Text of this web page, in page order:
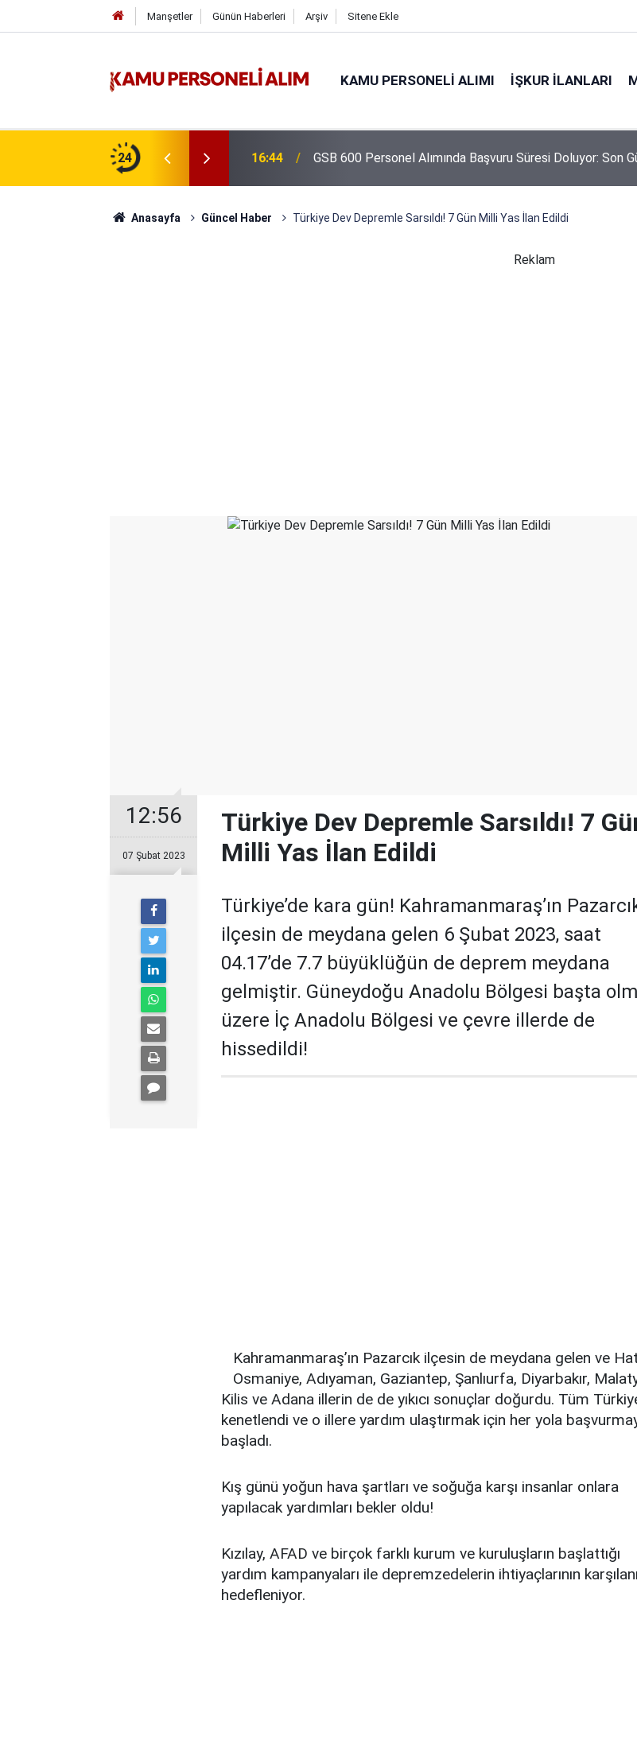
Manşetler Günün Haberleri Arşiv Sitene Ekle
KAMU PERSONELI ALIMI İŞKUR İLANLARI
24
Gündemde! Bakan Çiftçi Süreci
16:44 GSB 600 Personel Alımında Başvuru Süresi Doluyor: Son
Anasayfa Güncel Haber Türkiye Dev Depremle Sarsıldı! 7 Gün Milli Yas İlan Edildi
Reklam
12:56
07 Şubat 2023
Türkiye Dev Depremle Sarsıldı! 7
Milli Yas İlan Edildi
Türkiye’de kara gün! Kahramanmaraş’ın
ilçesin de meydana gelen 6 Şubat 2023, saat
04.17’de 7.7 büyüklüğün de deprem meydana
gelmiştir. Güneydoğu Anadolu Bölgesi başta
üzere İç Anadolu Bölgesi ve çevre illerde de
hissedildi!
Kahramanmaraş’ın Pazarcık ilçesin de meydana gelen ve
Osmaniye, Adıyaman, Gaziantep, Şanlıurfa, Diyarbakır,
Kilis ve Adana illerin de de yıkıcı sonuçlar doğurdu. Tüm
kenetlendi ve o illere yardım ulaştırmak için her yola
başladı.
Kış günü yoğun hava şartları ve soğuğa karşı insanlar onlara
yapılacak yardımları bekler oldu!
Kızılay, AFAD ve birçok farklı kurum ve kuruluşların başlattığı
yardım kampanyaları ile depremzedelerin ihtiyaçlarının
hedefleniyor.